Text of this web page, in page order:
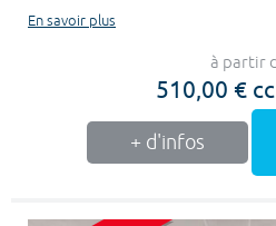
En savoir plus
à partir
510,00 €
+ d'infos